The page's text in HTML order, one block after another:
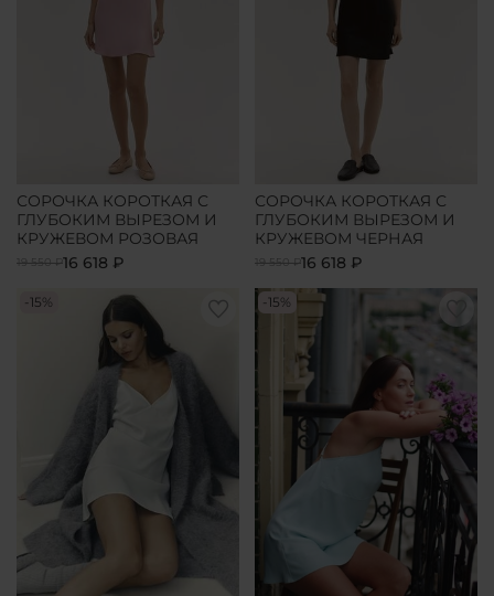
СОРОЧКА КОРОТКАЯ С
ГЛУБОКИМ ВЫРЕЗОМ И
КРУЖЕВОМ РОЗОВАЯ
19 550 ₽16 618 ₽
СОРОЧКА КОРОТКАЯ С
ГЛУБОКИМ ВЫРЕЗОМ И
КРУЖЕВОМ ЧЕРНАЯ
19 550 ₽16 618 ₽
-15% -15%